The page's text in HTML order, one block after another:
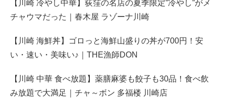
【川崎 冷やし中華】荻窪の名店の夏季限定”冷やし”がメ
チャウマだった｜春木屋 ラゾーナ川崎
【川崎 海鮮丼】ゴロっと海鮮山盛りの丼が700円！安
い・速い・美味い♪｜THE漁師DON
【川崎 中華 食べ放題】薬膳麻婆も餃子も30品！食べ飲
み放題で大満足｜チャ～ボン 多福楼 川崎店